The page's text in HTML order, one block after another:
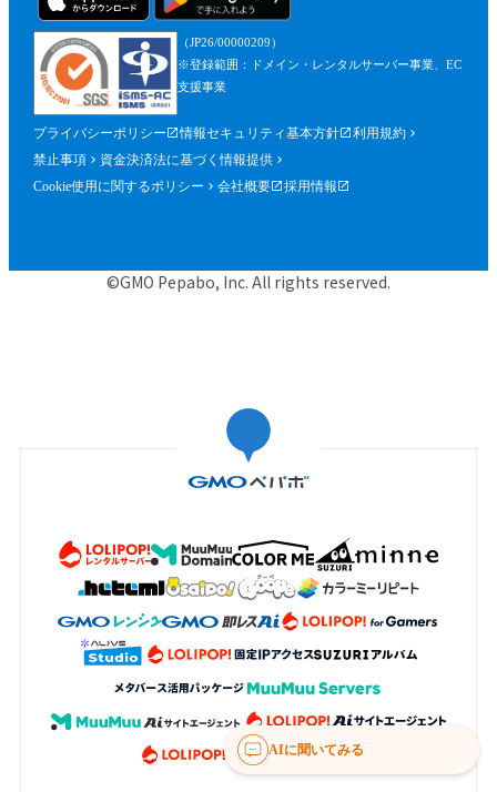
（JP26/00000209）
※登録範囲：ドメイン・レンタルサーバー事業、EC
支援事業
プライバシーポリシー 情報セキュリティ基本方針
利用規約
禁止事項
資金決済法に基づく情報提供
Cookie使用に関するポリシー
会社概要 採用情報
©GMO Pepabo, Inc. All rights reserved.
AIに聞いてみる